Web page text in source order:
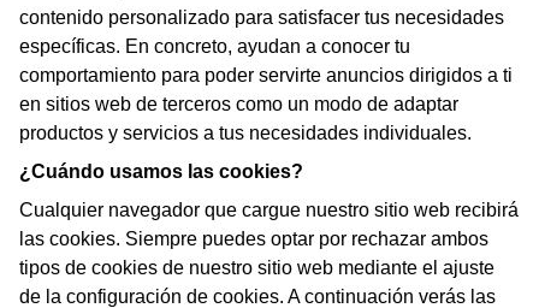
contenido personalizado para satisfacer tus necesidades
específicas. En concreto, ayudan a conocer tu
comportamiento para poder servirte anuncios dirigidos a ti
en sitios web de terceros como un modo de adaptar
productos y servicios a tus necesidades individuales.
¿Cuándo usamos las cookies?
Cualquier navegador que cargue nuestro sitio web recibirá
las cookies. Siempre puedes optar por rechazar ambos
tipos de cookies de nuestro sitio web mediante el ajuste
de la configuración de cookies. A continuación verás las